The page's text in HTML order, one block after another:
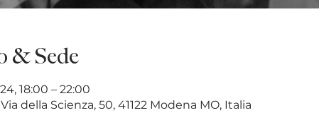
& Sede
18:00 – 22:00
della Scienza, 50, 41122 Modena MO, Italia